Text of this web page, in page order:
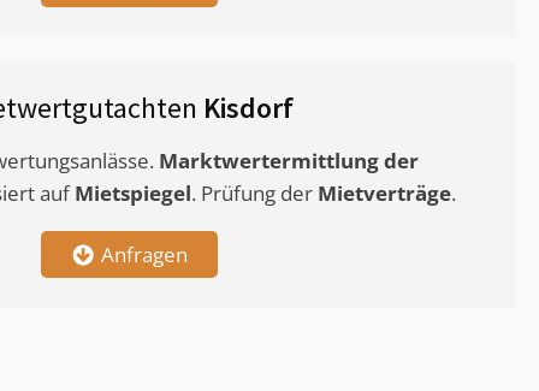
Kisdorf
Marktwertermittlungder
aufMietspiegel. Prüfung der Mietverträge.
Anfragen